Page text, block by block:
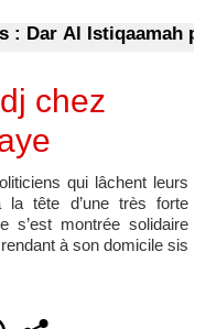
Al Istiqaamah
chez
qui lâchent leurs
tête d’une très forte
s’est montrée solidaire
à son domicile sis